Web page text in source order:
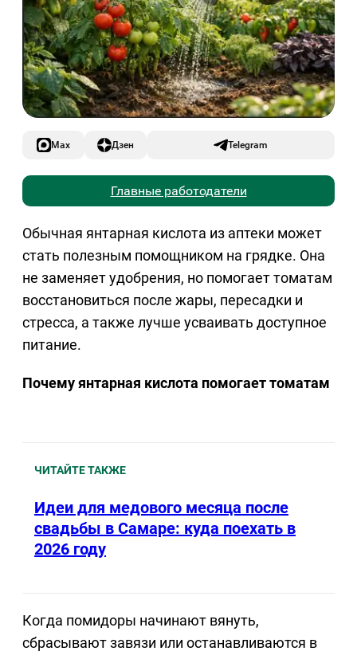
Max Дзен Telegram
Главные работодатели
Обычная янтарная кислота из аптеки может
стать полезным помощником на грядке. Она
не заменяет удобрения, но помогает томатам
восстановиться после жары, пересадки и
стресса, а также лучше усваивать доступное
питание.
Почему янтарная кислота помогает томатам
ЧИТАЙТЕ ТАКЖЕ
Идеи для медового месяца после
свадьбы в Самаре: куда поехать в
2026 году
Когда помидоры начинают вянуть,
сбрасывают завязи или останавливаются в